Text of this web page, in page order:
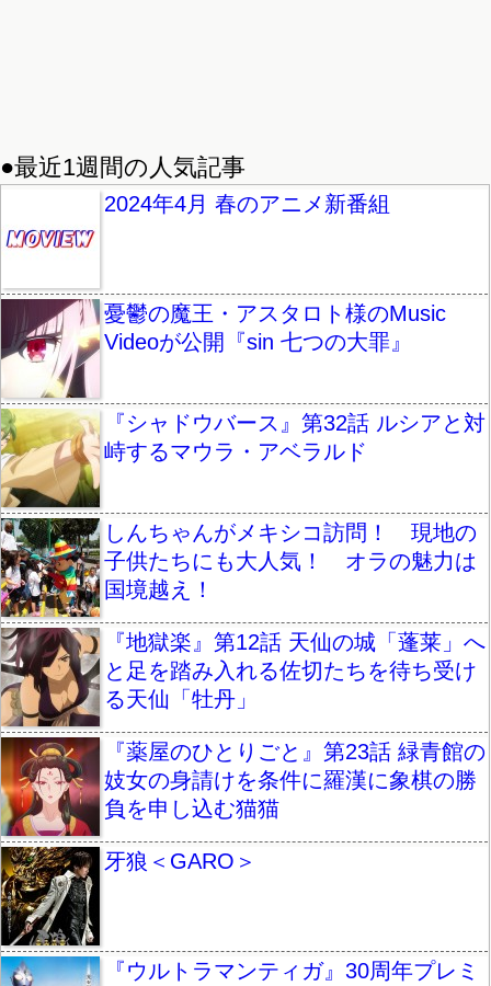
●最近1週間の人気記事
2024年4月 春のアニメ新番組
憂鬱の魔王・アスタロト様のMusic
Videoが公開『sin 七つの大罪』
『シャドウバース』第32話 ルシアと対
峙するマウラ・アベラルド
しんちゃんがメキシコ訪問！ 現地の
子供たちにも大人気！ オラの魅力は
国境越え！
『地獄楽』第12話 天仙の城「蓬莱」へ
と足を踏み入れる佐切たちを待ち受け
る天仙「牡丹」
『薬屋のひとりごと』第23話 緑青館の
妓女の身請けを条件に羅漢に象棋の勝
負を申し込む猫猫
牙狼＜GARO＞
『ウルトラマンティガ』30周年プレミ